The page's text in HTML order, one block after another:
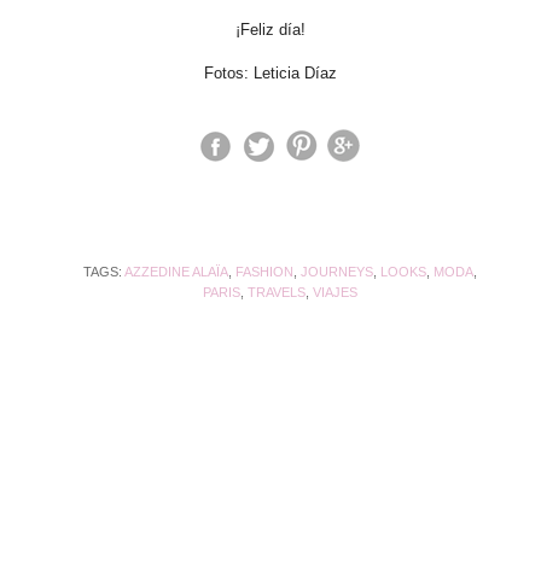
¡Feliz día!
Fotos: Leticia Díaz
TAGS: AZZEDINE ALAÏA, FASHION JOURNEYS, LOOKS, MODA,
PARIS, TRAVELS, VIAJES